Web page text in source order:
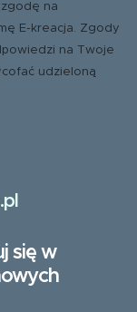
na
E-kreacja. Zgody
na Twoje
udzieloną
się w